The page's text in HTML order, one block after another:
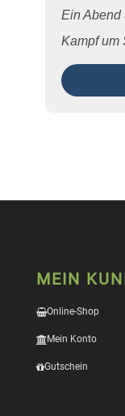
Ein Abend
Kampf um
MEIN
Online-Shop
Mein Konto
Gutschein